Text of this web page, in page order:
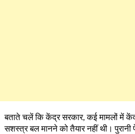
बताते चलें कि केंद्र सरकार, कई मामलों में
सशस्त्र बल मानने को तैयार नहीं थी। पुरानी